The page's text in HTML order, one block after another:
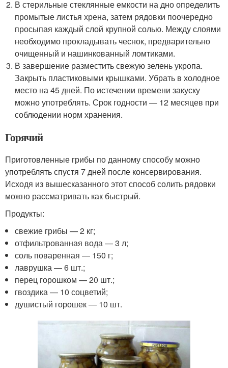
В стерильные стеклянные емкости на дно определить
промытые листья хрена, затем рядовки поочередно
просыпая каждый слой крупной солью. Между слоями
необходимо прокладывать чеснок, предварительно
очищенный и нашинкованный ломтиками.
В завершение разместить свежую зелень укропа.
Закрыть пластиковыми крышками. Убрать в холодное
место на 45 дней. По истечении времени закуску
можно употреблять. Срок годности — 12 месяцев при
соблюдении норм хранения.
Горячий
Приготовленные грибы по данному способу можно
употреблять спустя 7 дней после консервирования.
Исходя из вышесказанного этот способ солить рядовки
можно рассматривать как быстрый.
Продукты:
свежие грибы — 2 кг;
отфильтрованная вода — 3 л;
соль поваренная — 150 г;
лаврушка — 6 шт.;
перец горошком — 20 шт.;
гвоздика — 10 соцветий;
душистый горошек — 10 шт.